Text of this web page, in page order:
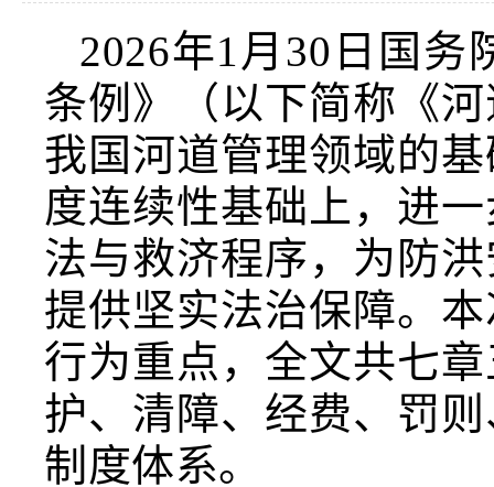
2026年1月30日国
条例》（以下简称《
我国河道管理领域的
度连续性基础上，进
法与救济程序，为防
提供坚实法治保障。
行为重点，全文共七
护、清障、经费、罚
制度体系。